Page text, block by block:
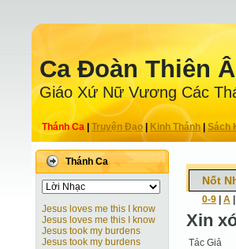
Ca Ðoàn Thiên
Giáo Xứ Nữ Vương Các
Thánh Ca Truyện Ðạo| Kinh Thánh Sách
Thánh Ca
Jesus loves me this I know
Jesus loves me this I know
Jesus took my burdens
Jesus took my burdens
Nốt
0-9 A
Xin
Tác Giả